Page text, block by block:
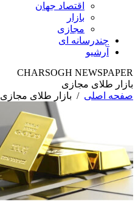
اقتصاد جهان
بازار
مجازی
چندرسانه ای
آرشیو
CHARSOGH NEWSPAPER
بازار طلای مجازی
صفحه اصلی / بازار طلای مجازی